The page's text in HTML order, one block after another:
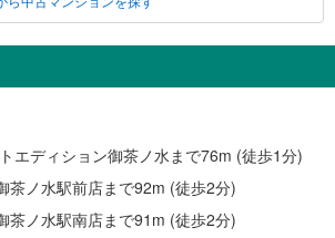
エディション御茶ノ水まで76m (徒歩1分)
茶ノ水駅前店まで92m (徒歩2分)
茶ノ水駅南店まで91m (徒歩2分)